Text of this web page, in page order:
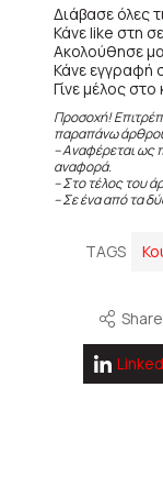
Διάβασε όλες
Κάνε like στη
Ακολούθησε
Κάνε εγγραφή
Γίνε μέλος
Προσοχή!
παραπάνω
– Αναφέρεται ως
αναφορά.
– Στο τέλος του
– Σε ένα από τα
TAGS
Share